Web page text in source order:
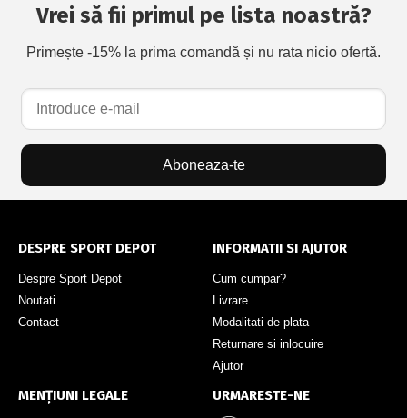
Vrei să fii primul pe lista noastră?
Primește -15% la prima comandă și nu rata nicio ofertă.
Aboneaza-te
DESPRE SPORT DEPOT
Despre Sport Depot
Noutati
Contact
INFORMATII SI AJUTOR
Cum cumpar?
Livrare
Modalitati de plata
Returnare si inlocuire
Ajutor
MENȚIUNI LEGALE URMARESTE-NE